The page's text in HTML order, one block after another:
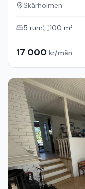
Skärholmen
5 rum 100 m²
17 000 kr/mån